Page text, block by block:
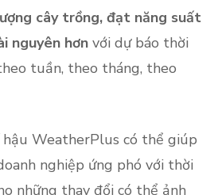
cây trồng, đạt năng suất
nguyên hơn với dự báo thời
tuần, theo tháng, theo
WeatherPlus có thể giúp
nghiệp ứng phó với thời
những thay đổi có thể ảnh